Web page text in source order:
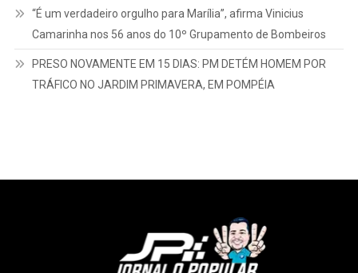
“É um verdadeiro orgulho para Marília”, afirma Vinicius
Camarinha nos 56 anos do 10º Grupamento de Bombeiros
PRESO NOVAMENTE EM 15 DIAS: PM DETÉM HOMEM POR
TRÁFICO NO JARDIM PRIMAVERA, EM POMPÉIA